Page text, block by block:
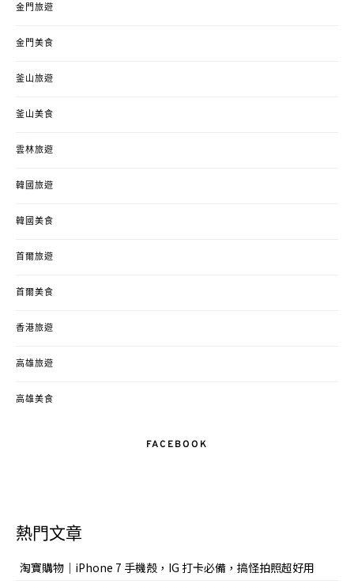
金門旅遊
金門美食
釜山旅遊
釜山美食
雲林旅遊
韓國旅遊
韓國美食
首爾旅遊
首爾美食
香港旅遊
高雄旅遊
高雄美食
FACEBOOK
熱門文章
淘寶購物｜iPhone 7 手機殼，IG 打卡必備，搞怪拍照超好用